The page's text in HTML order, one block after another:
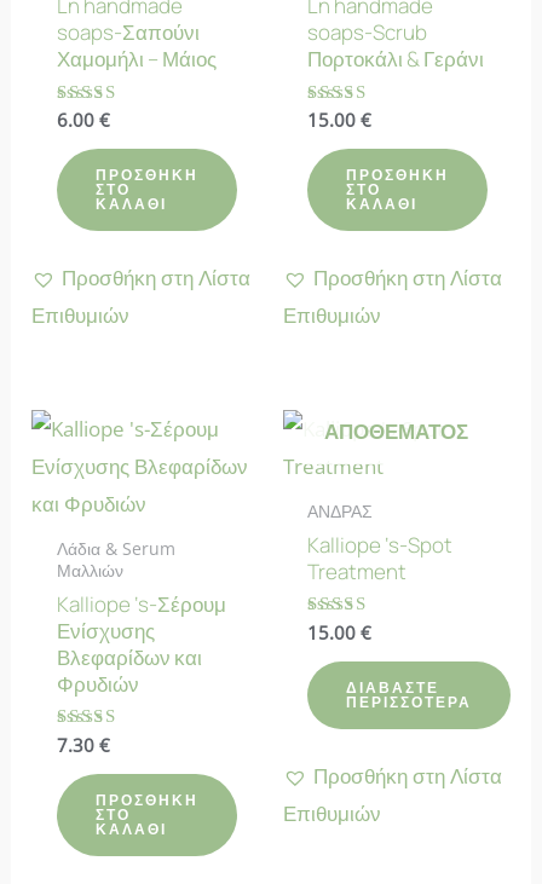
soaps-Σαπούνι
Χαμομήλι – Μάιος
Βαθμολογήθηκε
4.70
από 5
6.00 €
ΠΡΟΣΘΉΚΗ
ΣΤΟ
ΚΑΛΆΘΙ
Προσθήκη στη Λίστα
Επιθυμιών
soaps-Scrub
Πορτοκάλι & Γεράνι
Βαθμολογήθηκε
4.67
από 5
15.00€
ΠΡΟΣΘΉΚΗ
ΣΤΟ
ΚΑΛΆΘΙ
Προσθήκη στη Λίστα
Επιθυμιών
Λάδια & Serum
Μαλλιών
Kalliope ‘s-Σέρουμ
Ενίσχυσης
Βλεφαρίδων και
Φρυδιών
Βαθμολογήθηκε
4.80
από 5
7.30 €
ΠΡΟΣΘΉΚΗ
ΣΤΟ
ΚΑΛΆΘΙ
ΑΠΟΘΈΜΑΤΟΣ
ΑΝΔΡΑΣ
Kalliope ‘s-Spot
Treatment
Βαθμολογήθηκε
5.00
από 5
15.00€
ΔΙΑΒΆΣΤΕ
ΠΕΡΙΣΣΌΤΕΡΑ
Προσθήκη στη Λίστα
Επιθυμιών